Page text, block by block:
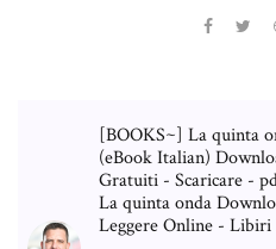
[BOOKS~] La quinta
(eBook Italian)
Gratuiti - Scaricare -
La quinta onda
Leggere Online -